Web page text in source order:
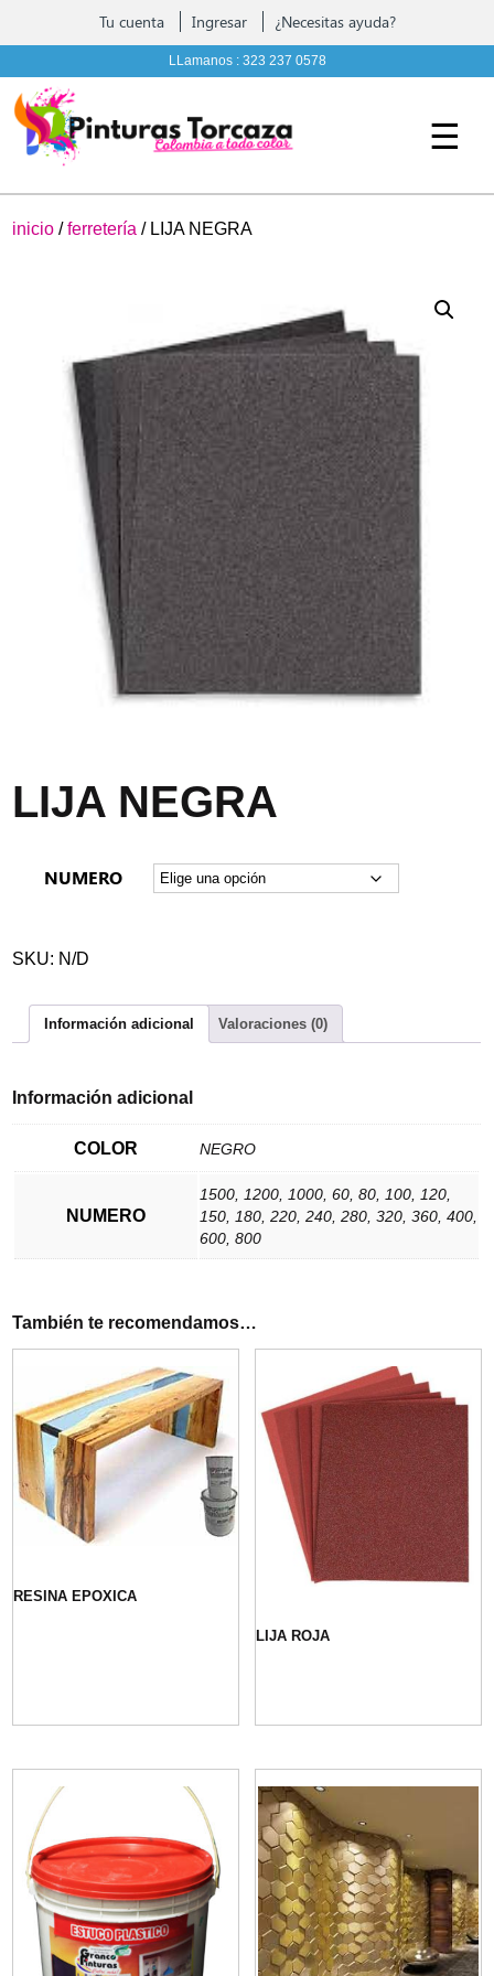
Contáctenos
LLamanos : 323 237 0578
Tu cuenta Ingresar ¿Necesitas ayuda?
☰
inicio /ferretería / LIJA NEGRA
LIJA NEGRA
NUMERO
SKU: N/D
Información adicional Valoraciones (0)
Información adicional
COLOR NEGRO
NUMERO
1500, 1200, 1000, 60, 80, 100, 120,
150, 180, 220, 240, 280, 320, 360, 400,
600, 800
También te recomendamos…
RESINA EPOXICA
LIJA ROJA